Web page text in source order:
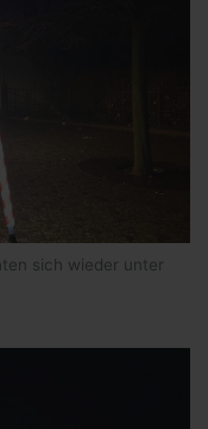
sich wieder unter